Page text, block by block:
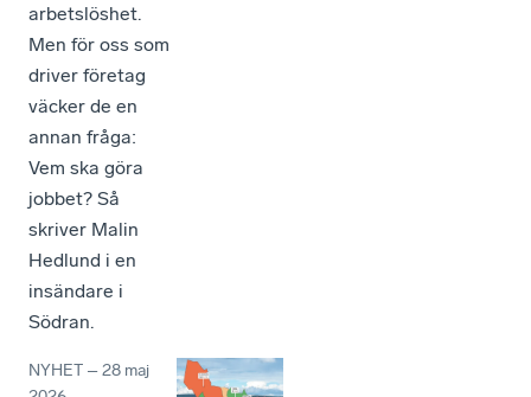
arbetslöshet.
Men för oss som
driver företag
väcker de en
annan fråga:
Vem ska göra
jobbet? Så
skriver Malin
Hedlund i en
insändare i
Södran.
NYHET –28 maj